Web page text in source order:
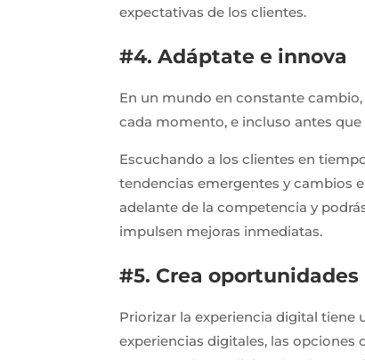
expectativas de los clientes.
#4. Adáptate e innova
En un mundo en constante
cada momento, e incluso antes
Escuchando a los clientes en
tendencias emergentes y cambios
adelante de la competencia y
impulsen mejoras inmediatas.
#5. Crea
Priorizar la experiencia digital tiene
experiencias digitales, las opciones